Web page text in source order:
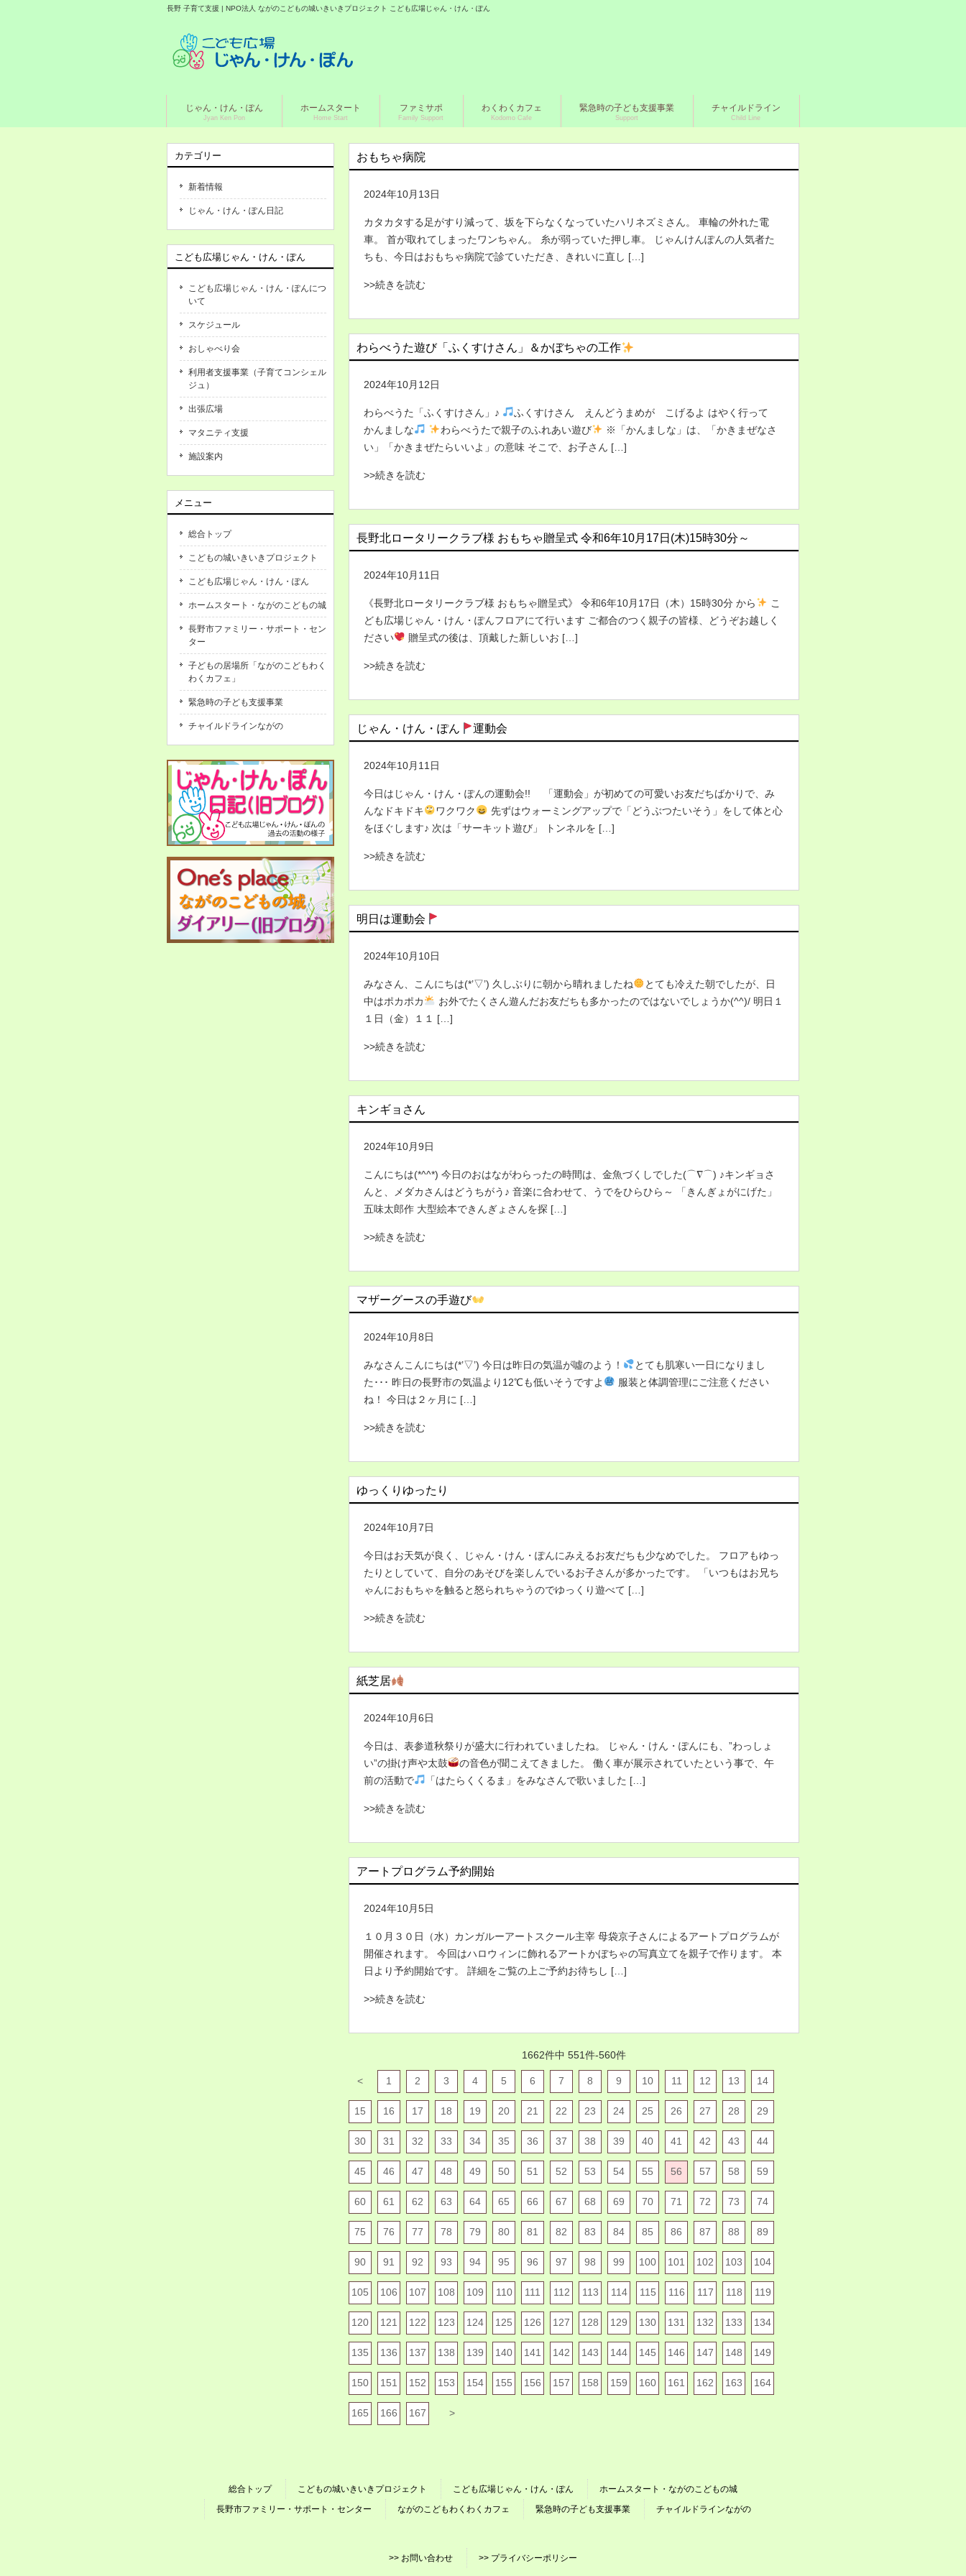
長野 子育て支援 | NPO法人 ながのこどもの城いきいきプロジェクト こども広場じゃん・けん・ぽん
じゃん・けん・ぽん
Jyan Ken Pon
ホームスタート
Home Start
ファミサポ
Family Support
わくわくカフェ
Kodomo Cafe
緊急時の子ども支援事業
Support
チャイルドライン
Child Line
おもちゃ病院
2024年10月13日
カタカタする足がすり減って、坂を下らなくなっていたハリネズミさん。 車輪の外れた電
車。 首が取れてしまったワンちゃん。 糸が弱っていた押し車。 じゃんけんぽんの人気者た
ちも、今日はおもちゃ病院で診ていただき、きれいに直し […]
>>続きを読む
わらべうた遊び「ふくすけさん」＆かぼちゃの工作
2024年10月12日
わらべうた「ふくすけさん」♪
ふくすけさん えんどうまめが こげるよ はやく行って
かんましな
わらべうたで親子のふれあい遊び
※「かんましな」は、「かきまぜなさ
い」「かきまぜたらいいよ」の意味 そこで、お子さん […]
>>続きを読む
長野北ロータリークラブ様 おもちゃ贈呈式 令和6年10月17日(木)15時30分～
2024年10月11日
《長野北ロータリークラブ様 おもちゃ贈呈式》 令和6年10月17日（木）15時30分 から
こ
ども広場じゃん・けん・ぽんフロアにて行います ご都合のつく親子の皆様、どうぞお越しく
ださい
贈呈式の後は、頂戴した新しいお […]
>>続きを読む
じゃん・けん・ぽん 運動会
2024年10月11日
今日はじゃん・けん・ぽんの運動会!! 「運動会」が初めての可愛いお友だちばかりで、み
んなドキドキ
ワクワク
先ずはウォーミングアップで「どうぶつたいそう」をして体と心
をほぐします♪ 次は「サーキット遊び」 トンネルを […]
>>続きを読む
明日は運動会
2024年10月10日
みなさん、こんにちは(*’▽’) 久しぶりに朝から晴れましたね
とても冷えた朝でしたが、日
中はポカポカ
お外でたくさん遊んだお友だちも多かったのではないでしょうか(^^)/ 明日１
１日（金）１１ […]
>>続きを読む
キンギョさん
2024年10月9日
こんにちは(*^^*) 今日のおはながわらったの時間は、金魚づくしでした(⌒∇⌒) ♪キンギョさ
んと、メダカさんはどうちがう♪ 音楽に合わせて、うでをひらひら～ 「きんぎょがにげた」
五味太郎作 大型絵本できんぎょさんを探 […]
>>続きを読む
マザーグースの手遊び
2024年10月8日
みなさんこんにちは(*’▽’) 今日は昨日の気温が噓のよう！
とても肌寒い一日になりまし
た･･･ 昨日の長野市の気温より12℃も低いそうですよ
服装と体調管理にご注意ください
ね！ 今日は２ヶ月に […]
>>続きを読む
ゆっくりゆったり
2024年10月7日
今日はお天気が良く、じゃん・けん・ぽんにみえるお友だちも少なめでした。 フロアもゆっ
たりとしていて、自分のあそびを楽しんでいるお子さんが多かったです。 「いつもはお兄ち
ゃんにおもちゃを触ると怒られちゃうのでゆっくり遊べて […]
>>続きを読む
紙芝居
2024年10月6日
今日は、表参道秋祭りが盛大に行われていましたね。 じゃん・けん・ぽんにも、”わっしょ
い”の掛け声や太鼓
の音色が聞こえてきました。 働く車が展示されていたという事で、午
前の活動で
「はたらくくるま」をみなさんで歌いました […]
>>続きを読む
アートプログラム予約開始
2024年10月5日
１０月３０日（水）カンガルーアートスクール主宰 母袋京子さんによるアートプログラムが
開催されます。 今回はハロウィンに飾れるアートかぼちゃの写真立てを親子で作ります。 本
日より予約開始です。 詳細をご覧の上ご予約お待ちし […]
>>続きを読む
1662件中 551件-560件
< 1 2 3 4 5 6 7 8 9 10 11 12 13 14
15 16 17 18 19 20 21 22 23 24 25 26 27 28 29
30 31 32 33 34 35 36 37 38 39 40 41 42 43 44
45 46 47 48 49 50 51 52 53 54 55 56 57 58 59
60 61 62 63 64 65 66 67 68 69 70 71 72 73 74
75 76 77 78 79 80 81 82 83 84 85 86 87 88 89
90 91 92 93 94 95 96 97 98 99 100 101 102 103 104
105 106 107 108 109 110 111 112 113 114 115 116 117 118 119
120 121 122 123 124 125 126 127 128 129 130 131 132 133 134
135 136 137 138 139 140 141 142 143 144 145 146 147 148 149
150 151 152 153 154 155 156 157 158 159 160 161 162 163 164
165 166 167 >
カテゴリー
新着情報
じゃん・けん・ぽん日記
こども広場じゃん・けん・ぽん
こども広場じゃん・けん・ぽんにつ
いて
スケジュール
おしゃべり会
利用者支援事業（子育てコンシェル
ジュ）
出張広場
マタニティ支援
施設案内
メニュー
総合トップ
こどもの城いきいきプロジェクト
こども広場じゃん・けん・ぽん
ホームスタート・ながのこどもの城
長野市ファミリー・サポート・セン
ター
子どもの居場所「ながのこどもわく
わくカフェ」
緊急時の子ども支援事業
チャイルドラインながの
総合トップ こどもの城いきいきプロジェクト こども広場じゃん・けん・ぽん
ホームスタート・ながのこどもの城
長野市ファミリー・サポート・センター
ながのこどもわくわくカフェ 緊急時の子ども支援事業 チャイルドラインながの
>> お問い合わせ >> プライバシーポリシー